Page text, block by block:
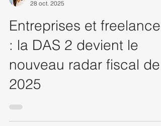
Nadine CHENNAFI
Entreprises et freelances
nouveau radar fiscal de